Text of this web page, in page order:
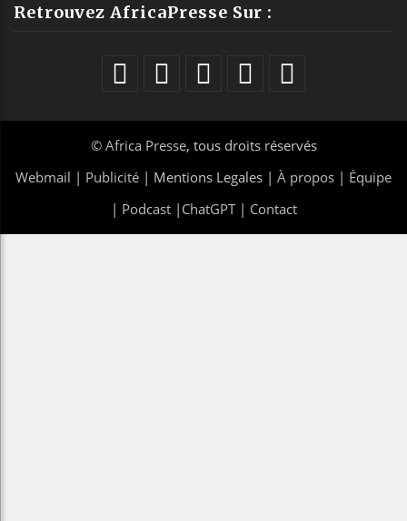
Retrouvez AfricaPresse Sur :
© Africa Presse, tous droits réservés
Webmail | Publicité | Mentions Legales | À propos | Équipe
| Podcast| ChatGPT| Contact